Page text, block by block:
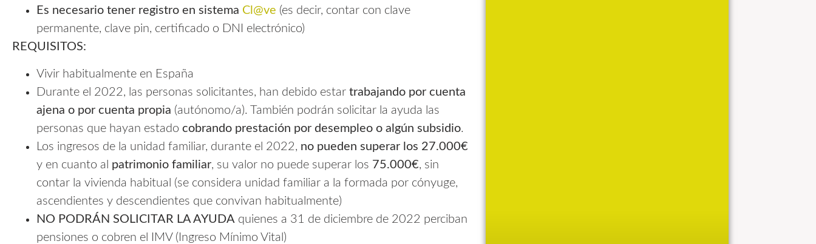
Es necesario tener registro en sistema Cl@ve (es decir, contar con clave
permanente, clave pin, certificado o DNI electrónico)
REQUISITOS:
Vivir habitualmente en España
Durante el 2022, las personas solicitantes, han debido estar trabajando por cuenta
ajena o por cuenta propia (autónomo/a). También podrán solicitar la ayuda las
personas que hayan estado cobrando prestación por desempleo o algún subsidio.
Los ingresos de la unidad familiar, durante el 2022, no pueden superar los 27.000€
y en cuanto al patrimonio familiar, su valor no puede superar los 75.000€, sin
contar la vivienda habitual (se considera unidad familiar a la formada por cónyuge,
ascendientes y descendientes que convivan habitualmente)
NO PODRÁN SOLICITAR LA AYUDA quienes a 31 de diciembre de 2022 perciban
pensiones o cobren el IMV (Ingreso Mínimo Vital)